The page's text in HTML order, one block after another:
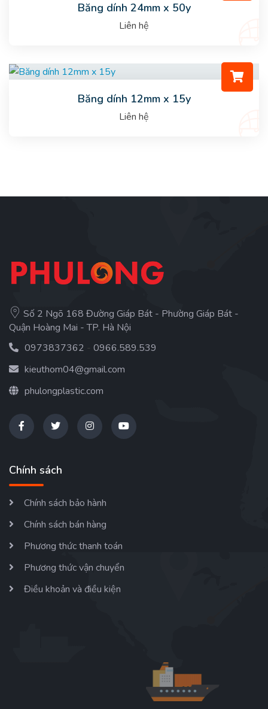
Băng dính 24mm x 50y
Liên hệ
Băng dính 12mm x 15y
Liên hệ
Số 2 Ngõ 168 Đường Giáp Bát - Phường Giáp Bát -
Quận Hoàng Mai - TP. Hà Nội
0973837362 - 0966.589.539
kieuthom04@gmail.com
phulongplastic.com
Chính sách
Chính sách bảo hành
Chính sách bán hàng
Phương thức thanh toán
Phương thức vận chuyển
Điều khoản và điều kiện